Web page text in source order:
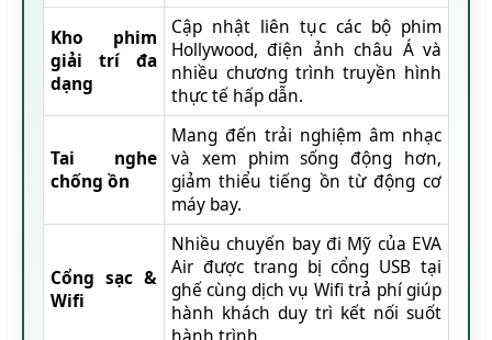
Kho phim
giải trí đa
dạng
Cập nhật liên tục các bộ phim
Hollywood, điện ảnh châu Á và
nhiều chương trình truyền hình
thực tế hấp dẫn.
Tai nghe
chống ồn
Mang đến trải nghiệm âm nhạc
và xem phim sống động hơn,
giảm thiểu tiếng ồn từ động cơ
máy bay.
Cổng sạc &
Wifi
Nhiều chuyến bay đi Mỹ của EVA
Air được trang bị cổng USB tại
ghế cùng dịch vụ Wifi trả phí giúp
hành khách duy trì kết nối suốt